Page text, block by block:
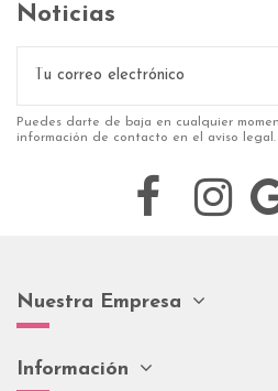
Noticias
Puedes darte de baja en cualquier
información de contacto en el aviso legal.
Nuestra Empresa
Información